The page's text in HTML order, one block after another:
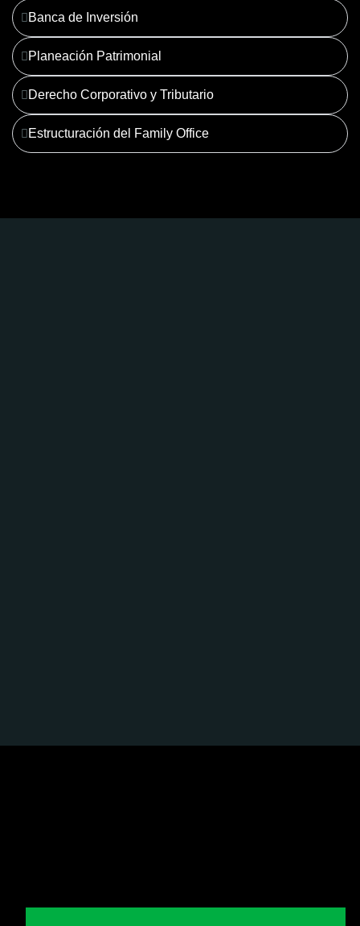
Banca de Inversión
Planeación Patrimonial
Derecho Corporativo y Tributario
Estructuración del Family Office